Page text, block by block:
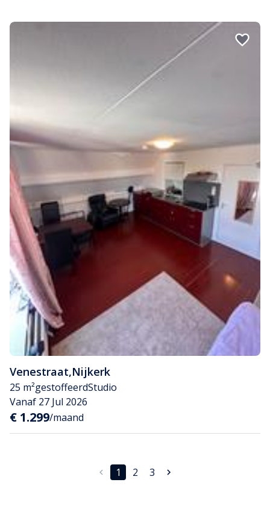
Venestraat,Nijkerk
25 m²gestoffeerdStudio
Vanaf 27 Jul 2026
€ 1.299/maand
1 2 3